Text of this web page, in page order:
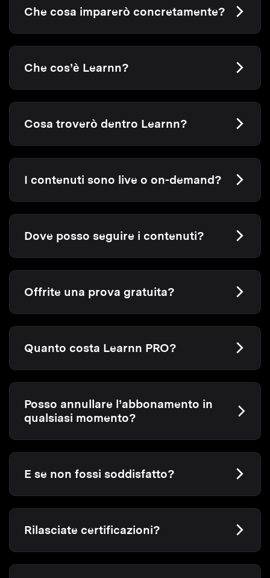
Che cosa imparerò concretamente?
Che cos’è Learnn?
Cosa troverò dentro Learnn?
I contenuti sono live o on-demand?
Dove posso seguire i contenuti?
Offrite una prova gratuita?
Quanto costa Learnn PRO?
Posso annullare l’abbonamento in
qualsiasi momento?
E se non fossi soddisfatto?
Rilasciate certificazioni?